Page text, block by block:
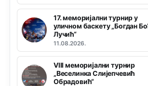
17. меморијални турнир у
уличном баскету „Богдан
Лучић“
11.08.2026.
VIII меморијални турнир
„Веселинка Слијепчевић
Обрадовић“